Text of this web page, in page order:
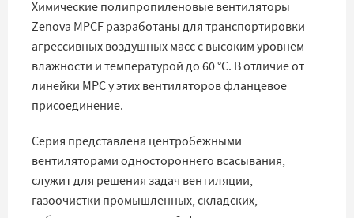
Химические полипропиленовые вентиляторы
Zenova MPCF разработаны для транспортировки
агрессивных воздушных масс с высоким уровнем
влажности и температурой до 60 °C. В отличие от
линейки MPC у этих вентиляторов фланцевое
присоединение.
Серия представлена центробежными
вентиляторами одностороннего всасывания,
служит для решения задач вентиляции,
газоочистки промышленных, складских,